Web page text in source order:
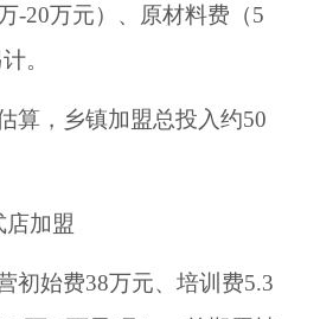
-20万元）、原材料费（5
。
，乡镇加盟总投入约50
加盟
始费38万元、培训费5.3